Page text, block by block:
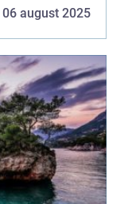
06 august 2025